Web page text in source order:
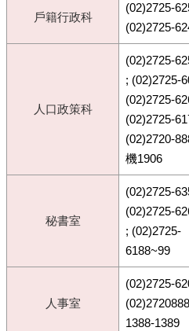
戶籍行政科
(02)2725-
(02)2725-
人口政策科
(02)2725-
; (02)2725-
(02)2725-
(02)2725-
(02)2720-
機1906
秘書室
(02)2725-
(02)2725-
; (02)2725-
6188~99
人事室
(02)2725-
1388-1389